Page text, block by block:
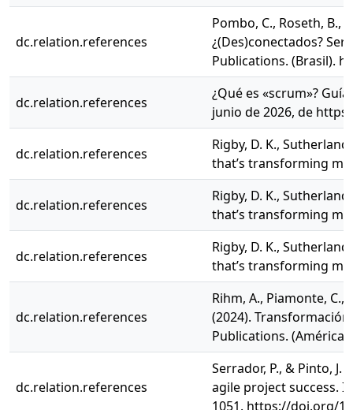
dc.relation.references
Pombo, C., Roseth, B.,
¿(Des)conectados?
Publications. (Brasil).
dc.relation.references
¿Qué es «scrum»?
junio de 2026, de
dc.relation.references
Rigby, D. K.,
that’s transforming
dc.relation.references
Rigby, D. K.,
that’s transforming
dc.relation.references
Rigby, D. K.,
that’s transforming
dc.relation.references
Rihm, A., Piamonte, C.,
(2024).
Publications. (América
dc.relation.references
Serrador, P., & Pinto,
agile project success.
1051. https://doi.org/